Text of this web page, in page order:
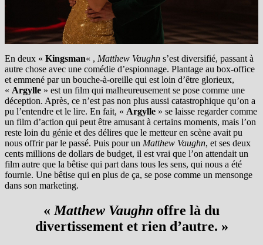
En deux « Kingsman« , Matthew Vaughn s’est diversifié, passant à
autre chose avec une comédie d’espionnage. Plantage au box-office
et emmené par un bouche-à-oreille qui est loin d’être glorieux,
« Argylle » est un film qui malheureusement se pose comme une
déception. Après, ce n’est pas non plus aussi catastrophique qu’on a
pu l’entendre et le lire. En fait, « Argylle » se laisse regarder comme
un film d’action qui peut être amusant à certains moments, mais l’on
reste loin du génie et des délires que le metteur en scène avait pu
nous offrir par le passé. Puis pour un Matthew Vaughn, et ses deux
cents millions de dollars de budget, il est vrai que l’on attendait un
film autre que la bêtise qui part dans tous les sens, qui nous a été
fournie. Une bêtise qui en plus de ça, se pose comme un mensonge
dans son marketing.
« Matthew Vaughn offre là du
divertissement et rien d’autre. »